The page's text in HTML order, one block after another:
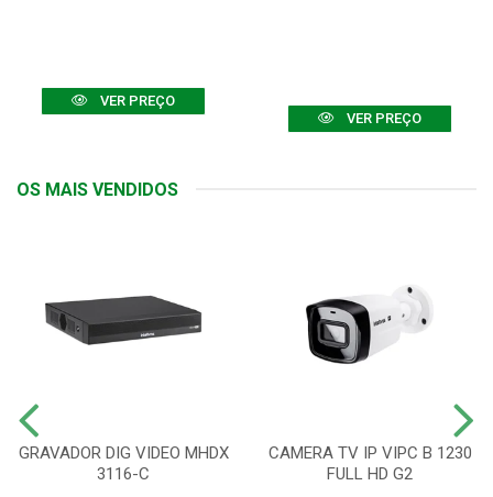
VER PREÇO
VER PREÇO
OS MAIS VENDIDOS
GRAVADOR DIG VIDEO MHDX
3116-C
CAMERA TV IP VIPC B 1230
FULL HD G2